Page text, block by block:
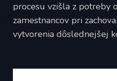
procesu vzišla z potreby
zamestnancov pri
vytvorenia dôslednejšej